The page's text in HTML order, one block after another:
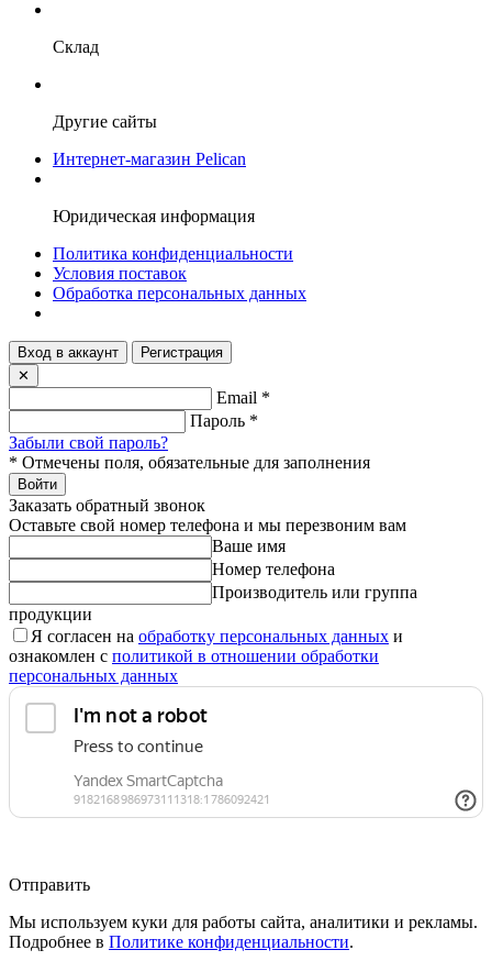
Склад
Другие сайты
Интернет-магазин Pelican
Юридическая информация
Политика конфиденциальности
Условия поставок
Обработка персональных данных
Вход в аккаунт
Регистрация
✕
Email *
Пароль *
Забыли свой пароль?
* Отмечены поля, обязательные для заполнения
Войти
Заказать обратный звонок
Оставьте свой номер телефона и мы перезвоним вам
Ваше имя
Номер телефона
Производитель или группа
продукции
Я согласен на обработку персональных данных и
ознакомлен с политикой в отношении обработки
персональных данных
Отправить
Мы используем куки для работы сайта, аналитики и рекламы.
Подробнее в Политике конфиденциальности.